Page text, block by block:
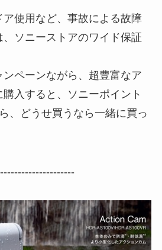
ア使用など、事故による故障
ソニーストアのワイド保証
ンペーンながら、超豊富なア
入すると、ソニーポイント
、どうせ買うなら一緒に買っ